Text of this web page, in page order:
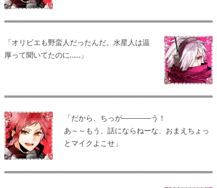
「オリビエも野蛮人だったんだ。水星人は温
厚って聞いてたのに……」
「だから、ちっが――――う！
あ～～もう、話にならねーな、おまえちょっ
とマイクよこせ」